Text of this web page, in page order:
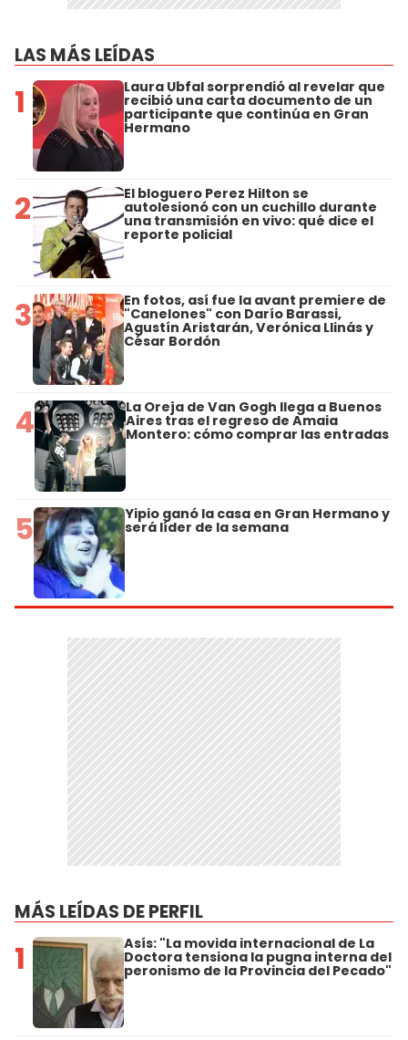
LAS MÁS LEÍDAS
1 Laura Ubfal sorprendió al revelar que
recibió una carta documento de un
participante que continúa en Gran
Hermano
2 El bloguero Perez Hilton se
autolesionó con un cuchillo durante
una transmisión en vivo: qué dice el
reporte policial
3 En fotos, así fue la avant premiere de
"Canelones" con Darío Barassi,
Agustín Aristarán, Verónica Llinás y
César Bordón
4 La Oreja de Van Gogh llega a Buenos
Aires tras el regreso de Amaia
Montero: cómo comprar las entradas
5 Yipio ganó la casa en Gran Hermano y
será líder de la semana
MÁS LEÍDAS DE PERFIL
1 Asís: "La movida internacional de La
Doctora tensiona la pugna interna del
peronismo de la Provincia del Pecado"